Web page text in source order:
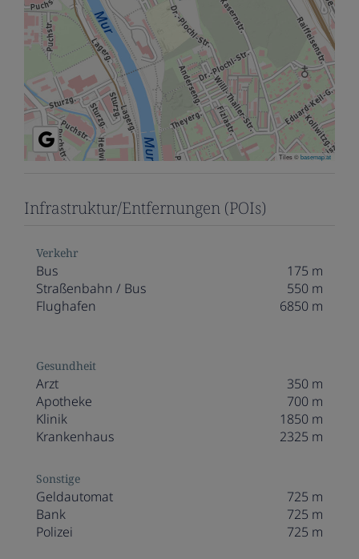
Tiles ©basemap.at
Infrastruktur/Entfernungen (POIs)
Verkehr
Bus
175 m
Straßenbahn / Bus
550 m
Flughafen
6850 m
Gesundheit
Arzt
350 m
Apotheke
700 m
Klinik
1850 m
Krankenhaus
2325 m
Sonstige
Geldautomat
725 m
Bank
725 m
Polizei
725 m